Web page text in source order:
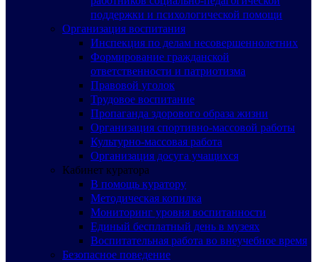
поддержки и психологической помощи
Организация воспитания
Инспекция по делам несовершеннолетних
Формирование гражданской
ответственности и патриотизма
Правовой уголок
Трудовое воспитание
Пропаганда здорового образа жизни
Организация спортивно-массовой работы
Культурно-массовая работа
Организация досуга учащихся
Кабинет куратора
В помощь куратору
Методическая копилка
Мониторинг уровня воспитанности
Единый бесплатный день в музеях
Воспитательная работа во внеучебное время
Безопасное поведение